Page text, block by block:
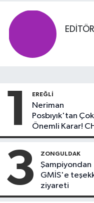
1 EREĞLI
Neriman
Posbıyık'tan Çok
Önemli Karar!
mi Yeni Parti mi?
3 ZONGULDAK
Şampiyondan
GMİS'e
ziyareti